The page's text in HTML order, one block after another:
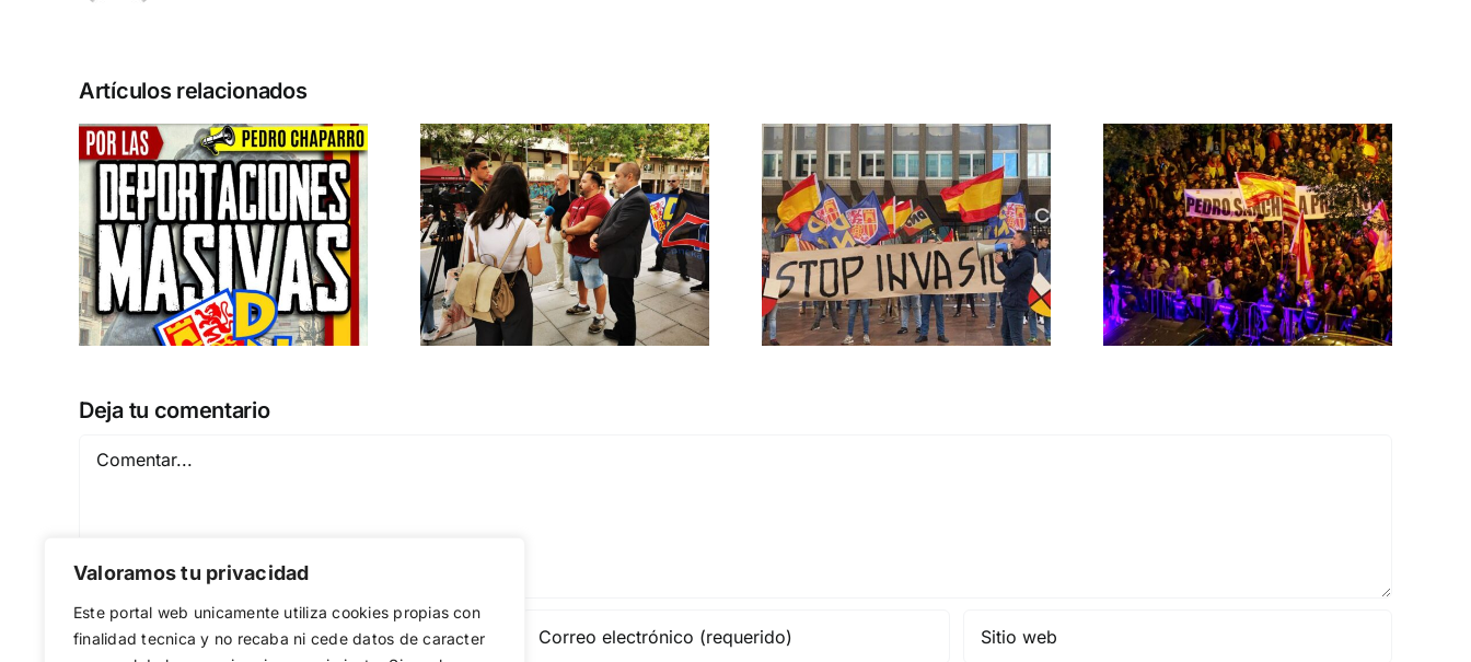
Valoramos tu privacidad
Este portal web unicamente utiliza cookies propias con
finalidad tecnica y no recaba ni cede datos de caracter
Artículos relacionados
Acto en Barcelona:
España y Serbia
contra el
separatismo
globalista
11 DE SEPTIEMBRE: DN EN BARCELONA
Crónica acto DN
contra la invasión
migratoria y el
gran reemplazo
MADRID 4 DE NOVIEMBRE
DN ante las
protestas contra el
Gobierno
CONTRA LA AMNISTÍA
Deja tu comentario
Comentar